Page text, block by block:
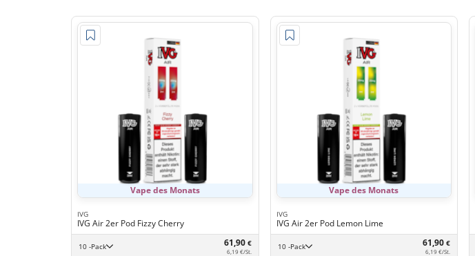
Vape des Monats
IVG
IVG Air 2er Pod Fizzy Cherry
10 -Pack 61,90 €
6,19 €/St.
Vape des Monats
IVG
IVG Air 2er Pod Lemon Lime
10 -Pack 61,90 €
6,19 €/St.